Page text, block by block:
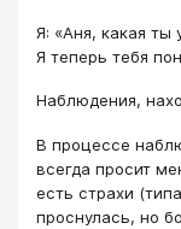
Я: «Аня, какая ты
Я теперь тебя
Наблюдения,
В процессе
всегда просит
есть страхи
проснулась, но